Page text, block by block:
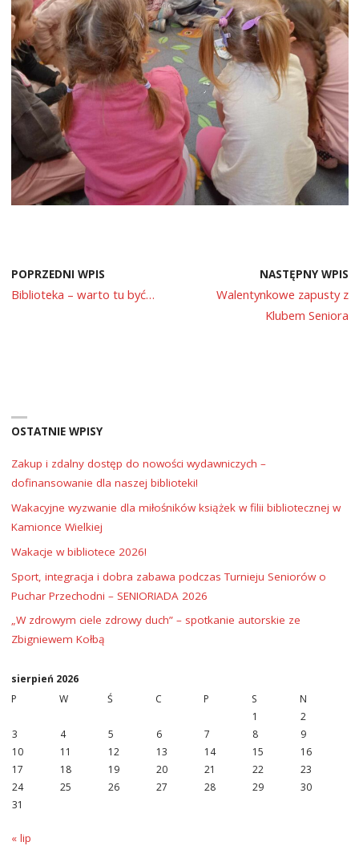
POPRZEDNI WPIS
Biblioteka – warto tu być…
NASTĘPNY WPIS
Walentynkowe zapusty z
Klubem Seniora
OSTATNIE WPISY
Zakup i zdalny dostęp do nowości wydawniczych –
dofinansowanie dla naszej biblioteki!
Wakacyjne wyzwanie dla miłośników książek w filii bibliotecznej w
Kamionce Wielkiej
Wakacje w bibliotece 2026!
Sport, integracja i dobra zabawa podczas Turnieju Seniorów o
Puchar Przechodni – SENIORIADA 2026
„W zdrowym ciele zdrowy duch” – spotkanie autorskie ze
Zbigniewem Kołbą
sierpień 2026
P
W Ś C P S
N
1
2
3
4 5 6 7 8
9
10
11 12 13 14 15
16
17
18 19 20 21 22
23
24
25 26 27 28 29
30
31
« lip